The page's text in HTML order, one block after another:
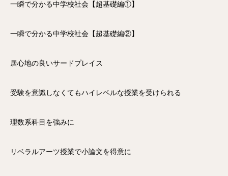
一瞬で分かる中学校社会【超基礎編①】
一瞬で分かる中学校社会【超基礎編②】
居心地の良いサードプレイス
受験を意識しなくてもハイレベルな授業を受けられる
理数系科目を強みに
リベラルアーツ授業で小論文を得意に